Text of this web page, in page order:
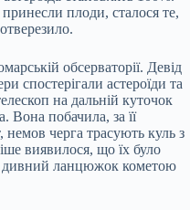
плоди, сталося те,
обсерваторії. Девід
спостерігали астероїди та
на дальній куточок
Вона побачила, за її
черга трасують куль з
виявилося, що їх було
дивний ланцюжок кометою